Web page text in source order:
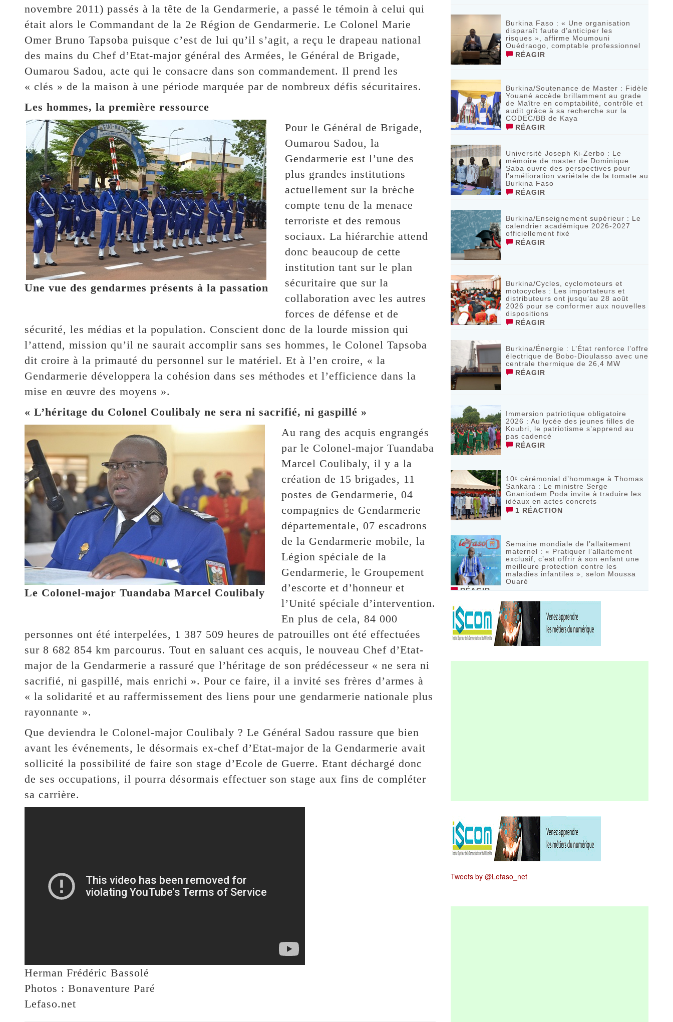
novembre 2011) passés à la tête de la Gendarmerie, a passé le témoin à celui qui
était alors le Commandant de la 2e Région de Gendarmerie. Le Colonel Marie
Omer Bruno Tapsoba puisque c’est de lui qu’il s’agit, a reçu le drapeau national
des mains du Chef d’Etat-major général des Armées, le Général de Brigade,
Oumarou Sadou, acte qui le consacre dans son commandement. Il prend les
« clés » de la maison à une période marquée par de nombreux défis sécuritaires.
Les hommes, la première ressource
Une vue des gendarmes présents à la passation
Pour le Général de Brigade,
Oumarou Sadou, la
Gendarmerie est l’une des
plus grandes institutions
actuellement sur la brèche
compte tenu de la menace
terroriste et des remous
sociaux. La hiérarchie attend
donc beaucoup de cette
institution tant sur le plan
sécuritaire que sur la
collaboration avec les autres
forces de défense et de
sécurité, les médias et la population. Conscient donc de la lourde mission qui
l’attend, mission qu’il ne saurait accomplir sans ses hommes, le Colonel Tapsoba
dit croire à la primauté du personnel sur le matériel. Et à l’en croire, « la
Gendarmerie développera la cohésion dans ses méthodes et l’efficience dans la
mise en œuvre des moyens ».
« L’héritage du Colonel Coulibaly ne sera ni sacrifié, ni gaspillé »
Le Colonel-major Tuandaba Marcel Coulibaly
Au rang des acquis engrangés
par le Colonel-major Tuandaba
Marcel Coulibaly, il y a la
création de 15 brigades, 11
postes de Gendarmerie, 04
compagnies de Gendarmerie
départementale, 07 escadrons
de la Gendarmerie mobile, la
Légion spéciale de la
Gendarmerie, le Groupement
d’escorte et d’honneur et
l’Unité spéciale d’intervention.
En plus de cela, 84 000
personnes ont été interpelées, 1 387 509 heures de patrouilles ont été effectuées
sur 8 682 854 km parcourus. Tout en saluant ces acquis, le nouveau Chef d’Etat-
major de la Gendarmerie a rassuré que l’héritage de son prédécesseur « ne sera ni
sacrifié, ni gaspillé, mais enrichi ». Pour ce faire, il a invité ses frères d’armes à
« la solidarité et au raffermissement des liens pour une gendarmerie nationale plus
rayonnante ».
Que deviendra le Colonel-major Coulibaly ? Le Général Sadou rassure que bien
avant les événements, le désormais ex-chef d’Etat-major de la Gendarmerie avait
sollicité la possibilité de faire son stage d’Ecole de Guerre. Etant déchargé donc
de ses occupations, il pourra désormais effectuer son stage aux fins de compléter
sa carrière.
Herman Frédéric Bassolé
Photos : Bonaventure Paré
Lefaso.net
Burkina Faso : « Une organisation
disparaît faute d’anticiper les
risques », affirme Moumouni
Ouédraogo, comptable professionnel
RÉAGIR
Burkina/Soutenance de Master : Fidèle
Youané accède brillamment au grade
de Maître en comptabilité, contrôle et
audit grâce à sa recherche sur la
CODEC/BB de Kaya
RÉAGIR
Université Joseph Ki-Zerbo : Le
mémoire de master de Dominique
Saba ouvre des perspectives pour
l’amélioration variétale de la tomate au
Burkina Faso
RÉAGIR
Burkina/Enseignement supérieur : Le
calendrier académique 2026-2027
officiellement fixé
RÉAGIR
Burkina/Cycles, cyclomoteurs et
motocycles : Les importateurs et
distributeurs ont jusqu’au 28 août
2026 pour se conformer aux nouvelles
dispositions
RÉAGIR
Burkina/Énergie : L’État renforce l’offre
électrique de Bobo-Dioulasso avec une
centrale thermique de 26,4 MW
RÉAGIR
Immersion patriotique obligatoire
2026 : Au lycée des jeunes filles de
Koubri, le patriotisme s’apprend au
pas cadencé
RÉAGIR
10ᵉ cérémonial d’hommage à Thomas
Sankara : Le ministre Serge
Gnaniodem Poda invite à traduire les
idéaux en actes concrets
1 RÉACTION
Semaine mondiale de l’allaitement
maternel : « Pratiquer l’allaitement
exclusif, c’est offrir à son enfant une
meilleure protection contre les
maladies infantiles », selon Moussa
Ouaré
RÉAGIR
Tweets by @Lefaso_net